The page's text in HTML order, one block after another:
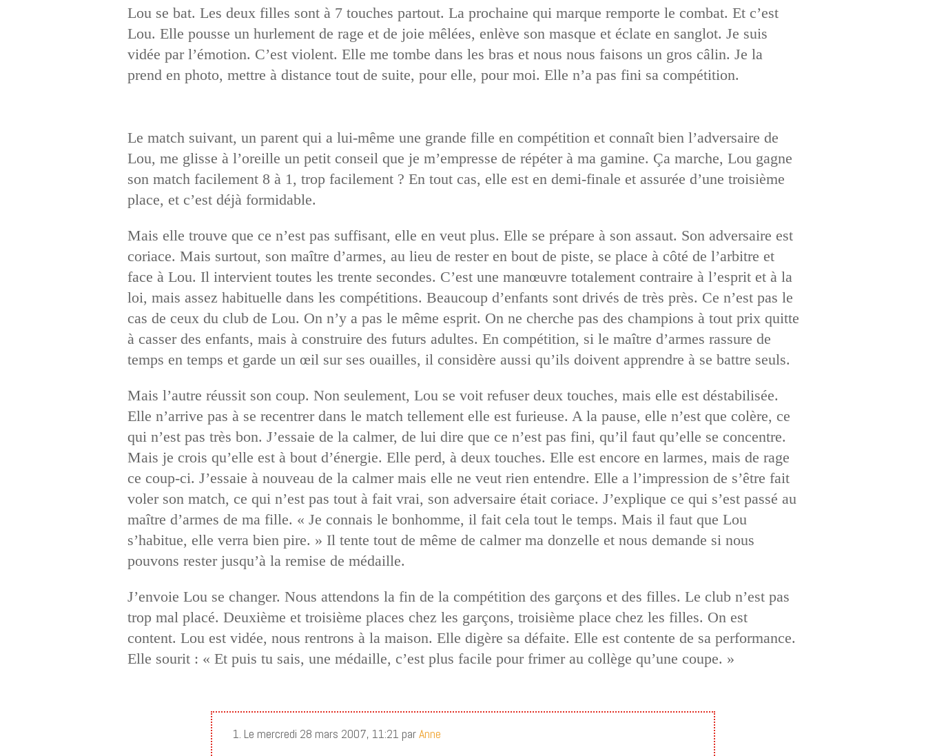
Lou se bat. Les deux filles sont à 7 touches partout. La prochaine qui marque remporte le combat. Et c’est
Lou. Elle pousse un hurlement de rage et de joie mêlées, enlève son masque et éclate en sanglot. Je suis
vidée par l’émotion. C’est violent. Elle me tombe dans les bras et nous nous faisons un gros câlin. Je la
prend en photo, mettre à distance tout de suite, pour elle, pour moi. Elle n’a pas fini sa compétition.
Le match suivant, un parent qui a lui-même une grande fille en compétition et connaît bien l’adversaire de
Lou, me glisse à l’oreille un petit conseil que je m’empresse de répéter à ma gamine. Ça marche, Lou gagne
son match facilement 8 à 1, trop facilement ? En tout cas, elle est en demi-finale et assurée d’une troisième
place, et c’est déjà formidable.
Mais elle trouve que ce n’est pas suffisant, elle en veut plus. Elle se prépare à son assaut. Son adversaire est
coriace. Mais surtout, son maître d’armes, au lieu de rester en bout de piste, se place à côté de l’arbitre et
face à Lou. Il intervient toutes les trente secondes. C’est une manœuvre totalement contraire à l’esprit et à la
loi, mais assez habituelle dans les compétitions. Beaucoup d’enfants sont drivés de très près. Ce n’est pas le
cas de ceux du club de Lou. On n’y a pas le même esprit. On ne cherche pas des champions à tout prix quitte
à casser des enfants, mais à construire des futurs adultes. En compétition, si le maître d’armes rassure de
temps en temps et garde un œil sur ses ouailles, il considère aussi qu’ils doivent apprendre à se battre seuls.
Mais l’autre réussit son coup. Non seulement, Lou se voit refuser deux touches, mais elle est déstabilisée.
Elle n’arrive pas à se recentrer dans le match tellement elle est furieuse. A la pause, elle n’est que colère, ce
qui n’est pas très bon. J’essaie de la calmer, de lui dire que ce n’est pas fini, qu’il faut qu’elle se concentre.
Mais je crois qu’elle est à bout d’énergie. Elle perd, à deux touches. Elle est encore en larmes, mais de rage
ce coup-ci. J’essaie à nouveau de la calmer mais elle ne veut rien entendre. Elle a l’impression de s’être fait
voler son match, ce qui n’est pas tout à fait vrai, son adversaire était coriace. J’explique ce qui s’est passé au
maître d’armes de ma fille. « Je connais le bonhomme, il fait cela tout le temps. Mais il faut que Lou
s’habitue, elle verra bien pire. » Il tente tout de même de calmer ma donzelle et nous demande si nous
pouvons rester jusqu’à la remise de médaille.
J’envoie Lou se changer. Nous attendons la fin de la compétition des garçons et des filles. Le club n’est pas
trop mal placé. Deuxième et troisième places chez les garçons, troisième place chez les filles. On est
content. Lou est vidée, nous rentrons à la maison. Elle digère sa défaite. Elle est contente de sa performance.
Elle sourit : « Et puis tu sais, une médaille, c’est plus facile pour frimer au collège qu’une coupe. »
1. Le mercredi 28 mars 2007, 11:21 parAnne